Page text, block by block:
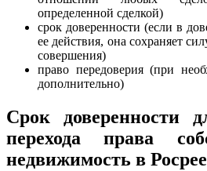
определенной сделкой)
срок доверенности (если в
ее действия, она сохраняет
совершения)
право передоверия (при
дополнительно)
Срок доверенности
перехода права
недвижимость в